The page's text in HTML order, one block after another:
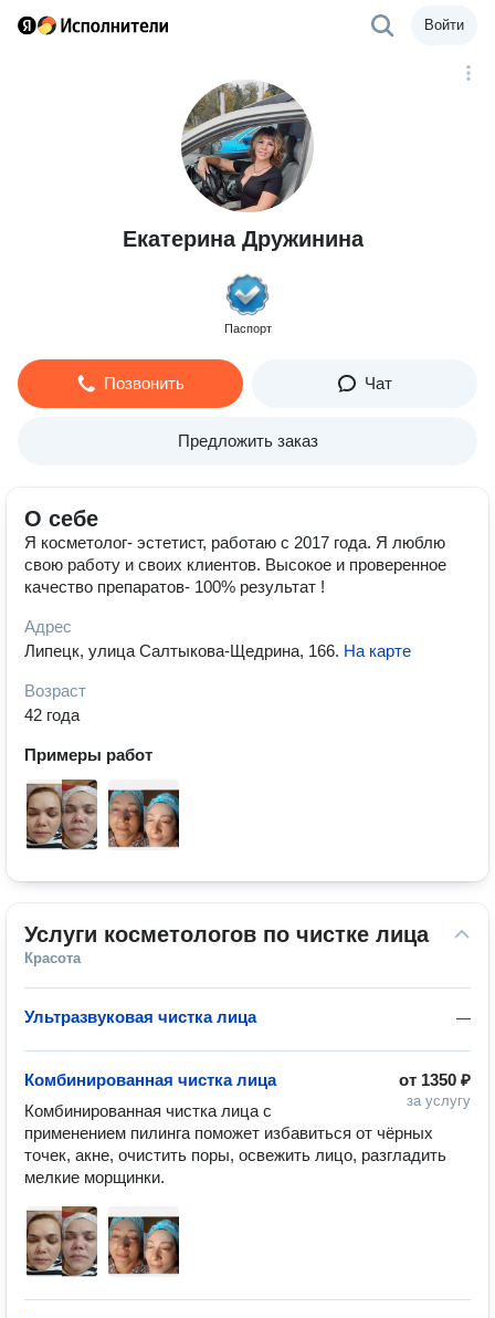
Войти
Екатерина Дружинина
Паспорт
Позвонить Чат
Предложить заказ
О себе
Я косметолог- эстетист, работаю с 2017 года. Я люблю
свою работу и своих клиентов. Высокое и проверенное
качество препаратов- 100% результат !
Адрес
Липецк, улица Салтыкова-Щедрина, 166. На карте
Возраст
42 года
Примеры работ
Услуги косметологов по чистке лица
Красота
—
Ультразвуковая чистка лица
от 1350 ₽
за услугу
Комбинированная чистка лица
Комбинированная чистка лица с
применением пилинга поможет избавиться от чёрных
точек, акне, очистить поры, освежить лицо, разгладить
мелкие морщинки.